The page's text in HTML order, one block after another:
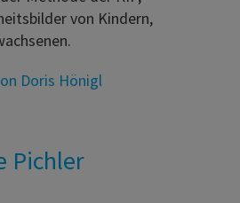
von Kindern,
Doris Hönigl
Pichler